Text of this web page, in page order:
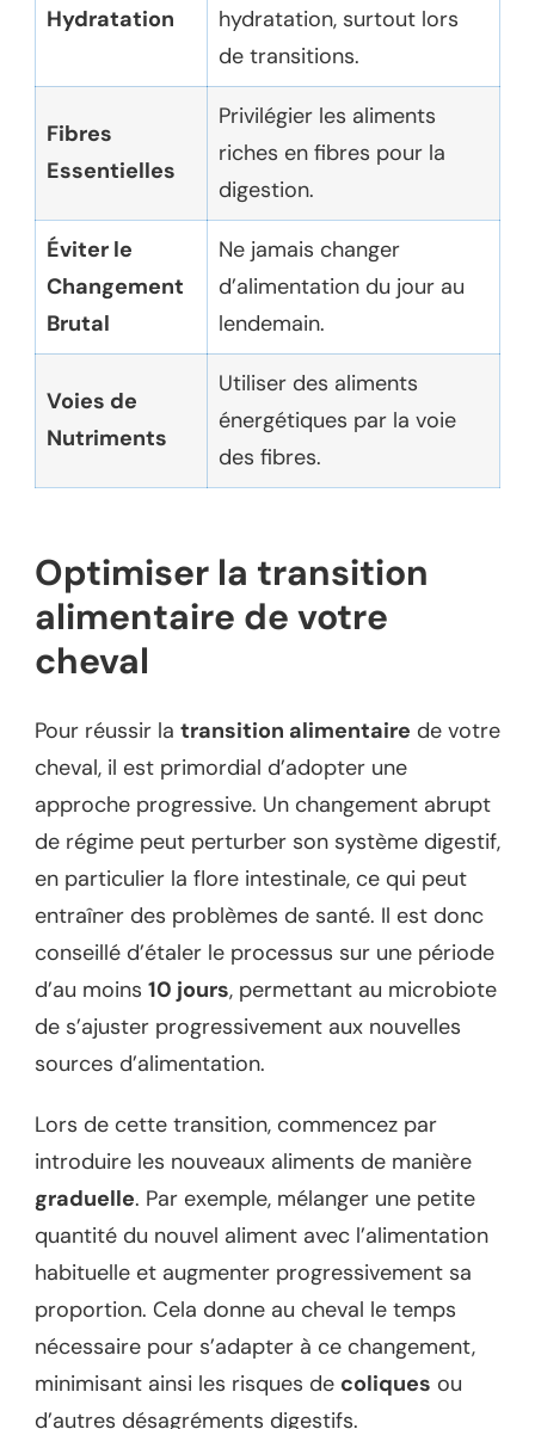
Hydratation
hydratation, surtout lors
de transitions.
Fibres
Essentielles
Privilégier les aliments
riches en fibres pour la
digestion.
Éviter le
Changement
Brutal
Ne jamais changer
d’alimentation du jour au
lendemain.
Voies de
Nutriments
Utiliser des aliments
énergétiques par la voie
des fibres.
Optimiser la transition
alimentaire de votre
cheval
Pour réussir la transition alimentaire de votre
cheval, il est primordial d’adopter une
approche progressive. Un changement abrupt
de régime peut perturber son système digestif,
en particulier la flore intestinale, ce qui peut
entraîner des problèmes de santé. Il est donc
conseillé d’étaler le processus sur une période
d’au moins 10 jours, permettant au microbiote
de s’ajuster progressivement aux nouvelles
sources d’alimentation.
Lors de cette transition, commencez par
introduire les nouveaux aliments de manière
graduelle. Par exemple, mélanger une petite
quantité du nouvel aliment avec l’alimentation
habituelle et augmenter progressivement sa
proportion. Cela donne au cheval le temps
nécessaire pour s’adapter à ce changement,
minimisant ainsi les risques de coliques ou
d’autres désagréments digestifs.